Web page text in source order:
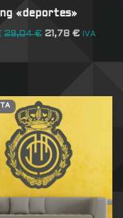
«deportes»
29,04€ 21,78€ IVA